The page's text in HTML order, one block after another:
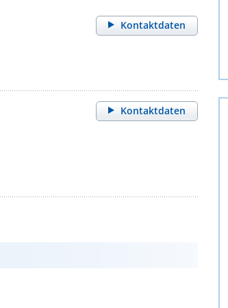
Kontaktdaten
Kontaktdaten